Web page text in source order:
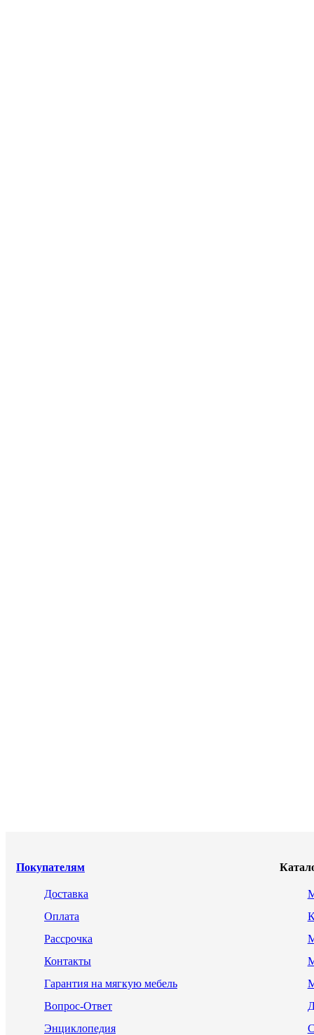
Покупателям
Доставка
Оплата
Рассрочка
Контакты
Гарантия на мягкую мебель
Вопрос-Ответ
Энциклопедия